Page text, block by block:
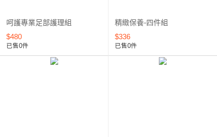
呵護專業足部護理組
$480
已售0件
精緻保養-四件組
$336
已售0件